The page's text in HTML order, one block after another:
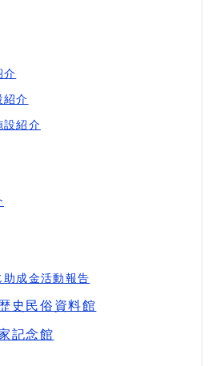
介
紹介
設紹介
成金活動報告
史民俗資料館
記念館